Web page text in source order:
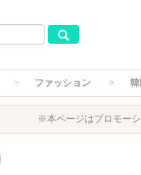
ファッション 韓
※本ページはプロモーシ